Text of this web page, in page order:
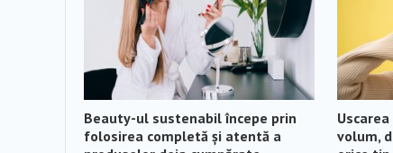
Beauty-ul sustenabil începe prin
folosirea completă și atentă a
volum,